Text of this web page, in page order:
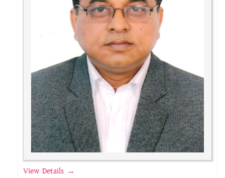
View Details →